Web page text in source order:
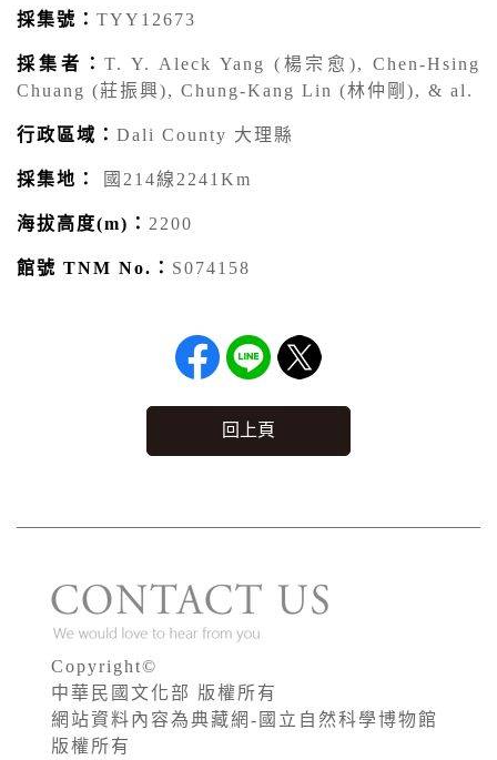
採集號： TYY12673
採集者：T. Y. Aleck Yang (楊宗愈), Chen-Hsing
Chuang (莊振興), Chung-Kang Lin (林仲剛), & al.
行政區域： Dali County 大理縣
採集地： 國214線2241Km
海拔高度(m)： 2200
館號 TNM No.： S074158
回上頁
Copyright©
中華民國文化部 版權所有
網站資料內容為典藏網-國立自然科學博物館
版權所有